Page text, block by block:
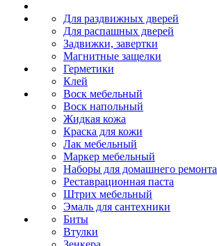
Для раздвижных дверей
Для распашных дверей
Задвижки, завертки
Магнитные защелки
Герметики
Клей
Воск мебельный
Воск напольный
Жидкая кожа
Краска для кожи
Лак мебельный
Маркер мебельный
Наборы для домашнего ремонта
Реставрационная паста
Штрих мебельный
Эмаль для сантехники
Биты
Втулки